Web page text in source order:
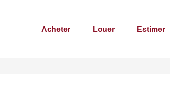
Acheter Louer Estimer